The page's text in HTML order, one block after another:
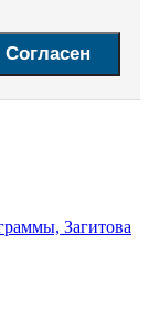
Согласен
Загитова